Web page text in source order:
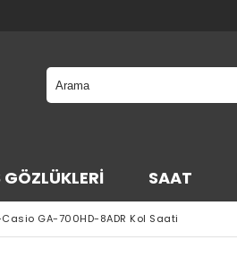
GÖZLÜKLERI SAAT
Casio GA-700HD-8ADR Kol Saati